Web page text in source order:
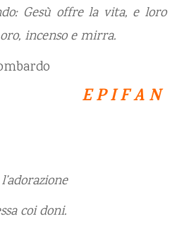
Gesù offre la vita, e loro
incenso e mirra.
E P I F A N
coi doni.